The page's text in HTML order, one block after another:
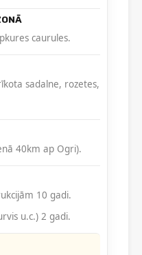
caurules.
sadalne, rozetes,
40km ap Ogri).
10 gadi.
u.c.) 2 gadi.